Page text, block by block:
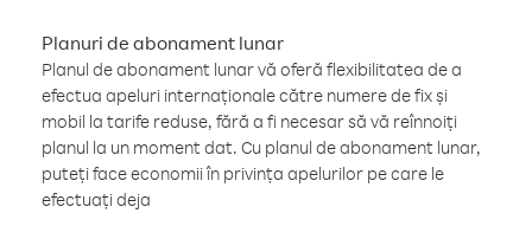
Planuri de abonament lunar
Planul de abonament lunar vă oferă flexibilitatea de a
efectua apeluri internaționale către numere de fix și
mobil la tarife reduse, fără a fi necesar să vă reînnoiți
planul la un moment dat. Cu planul de abonament lunar,
puteți face economii în privința apelurilor pe care le
efectuați deja